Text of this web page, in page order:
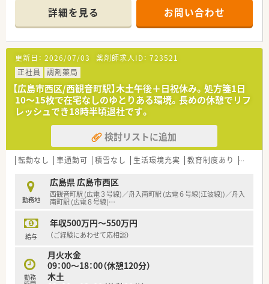
新卒採用に関しても中国地方で最も入社人数が多い法人で
す。
薬剤師の平均年齢は33歳です。
調剤業務（調剤・投薬・監査・在宅）がメインとなり、
レジ打ちなどはございません。
OTCについての知識も深まるためこれから必要な「マルチの
力」が身につきます。
■セルフメディケーションの支援として、医療・保険・福祉・マタ
ニティ等、
様々なテーマで健康セミナーを年間130回以上開催していま
す。
■医療事務との業務分担を行い、薬剤師の業務負担軽減を行って
います。
■近隣に店舗数が多く、フォロー体制も整っています。
■残業については「サービス残業」はございません。
各店舗基本的に残業は少ないため、調剤併設店でも18時半～
19時までに
※繁忙期等は科目によって残業が発生してしまう可能性はご
ざいます。
＜こんな方にもオススメ＞
■調剤の経験を積みつつ、OTCも学べる環境に身を置きたい方
■色々な店舗で経験を積みたい方
■白と青を基調とした薬局となっています。
■薬局内にソファーもございますが、
調剤を待っている間に買い物を済まされる
患者様もいらっしゃいます。
■漢方製剤も取り扱いがある店舗です。
※配属店舗は面接次第の決定となります。
＜設備も充実＞
■監査システムなどの調剤設備も導入しており、
リスクマネジメントも徹底しています。
機械化を進める事により、効率よいお仕事が可能となります。
分包機（円盤）もございます。
＜業務内容＞
■精神科, 心療内科, 呼吸器科, 循環器科, 消化器科
＜研修制度＞
■充実した研修フォロー体制も好評です。
会社からのバックアップがございます。
■ツルハグループとして中国地方で業界最大規模の
ドラッグストア・調剤薬局を運営する企業です。
ドラッグストアとして売上・利益・店舗数共に業界トップクラ
詳細を見る お問い合わせ
更新日： 2026/07/03 薬剤師求人ID： 723521
正社員
調剤薬局
【広島市西区/西観音町駅】木土午後＋日祝休み。処方箋1日
10〜15枚で在宅なしのゆとりある環境。長めの休憩でリフ
レッシュでき18時半頃退社です。
検討リストに追加
転勤なし 車通勤可 積雪なし 生活環境充実 教育制度あり 大手チ
勤務地
広島県 広島市西区
西観音町駅 (広電３号線)／舟入南町駅 (広電６号線(江波線))／舟入
南町駅 (広電８号線(…
給与
年収500万円～550万円
（ご経験にあわせて応相談）
勤務
月火水金
09：00～18：00（休憩120分）
木土